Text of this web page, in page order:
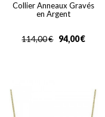
Collier Anneaux Gravés
en Argent
€
114,00 €
94,00